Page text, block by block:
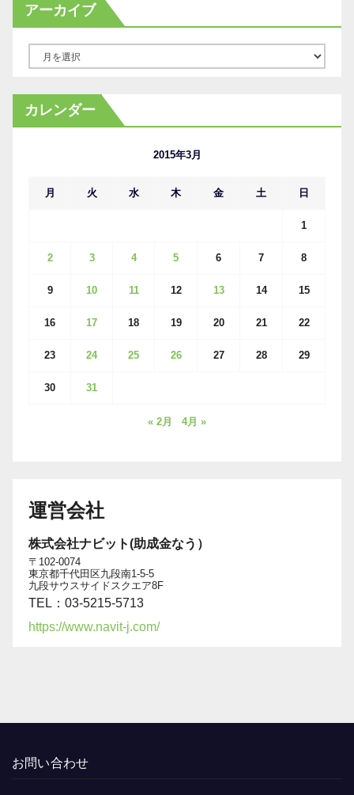
アーカイブ
カ
イ
カレンダー
2015年3月
月 火 水 木 金 土 日
1
2 3 4 5 6 7 8
9 10 11 12 13 14 15
16 17 18 19 20 21 22
23 24 25 26 27 28 29
30 31
« 2月 4月 »
運営会社
株式会社ナビット(助成金なう）
〒102-0074
東京都千代田区九段南1-5-5
九段サウスサイドスクエア8F
TEL：03-5215-5713
https://www.navit-j.com/
お問い合わせ